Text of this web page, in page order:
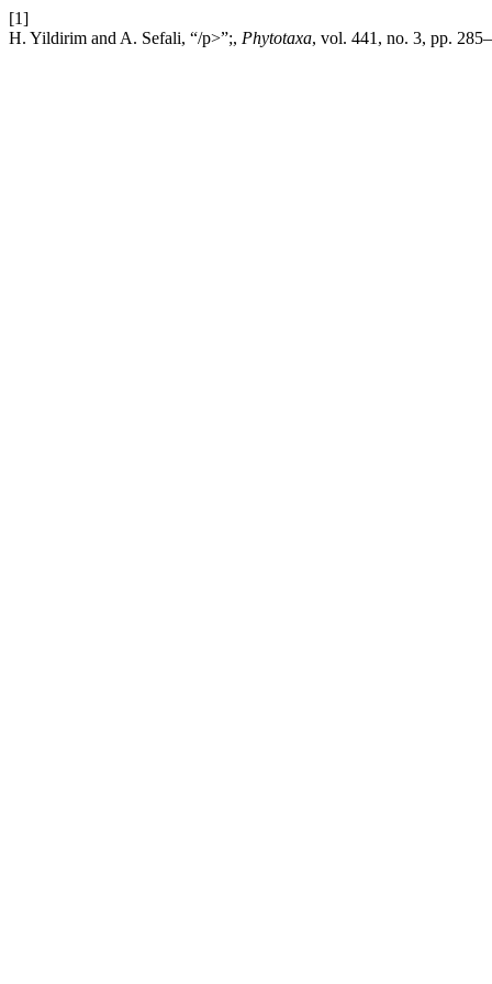
[1]
H. Yildirim and A. Sefali, “/p>”;, Phytotaxa, vol. 441, no. 3, pp.